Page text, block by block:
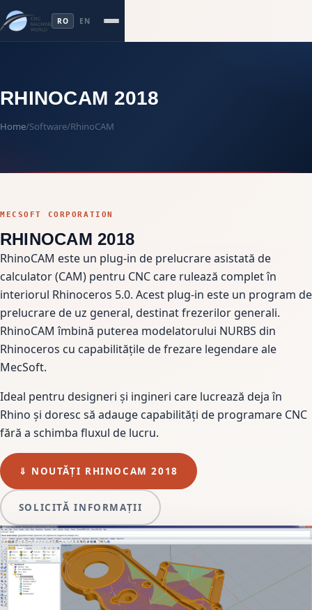
RO EN
RHINOCAM 2018
Home/Software/RhinoCAM
MECSOFT CORPORATION
RHINOCAM 2018
RhinoCAM este un plug-in de prelucrare asistată de
calculator (CAM) pentru CNC care rulează complet în
interiorul Rhinoceros 5.0. Acest plug-in este un program de
prelucrare de uz general, destinat freze­rilor generali.
RhinoCAM îmbină puterea modelatorului NURBS din
Rhinoceros cu capabilitățile de frezare legendare ale
MecSoft.
Ideal pentru designeri și ingineri care lucrează deja în
Rhino și doresc să adauge capabilități de programare CNC
fără a schimba fluxul de lucru.
⇓ NOUTĂȚI RHINOCAM 2018
SOLICITĂ INFORMAȚII